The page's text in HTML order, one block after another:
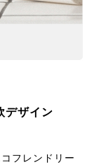
デザイン
フレンドリー